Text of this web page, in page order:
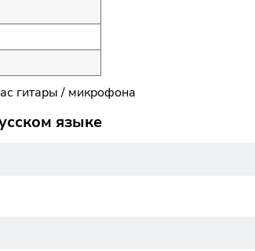
гитары / микрофона
языке